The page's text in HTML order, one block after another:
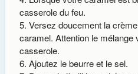
casserole du feu.
Versez doucement la
caramel. Attention le mélange
casserole.
Ajoutez le beurre et le sel.